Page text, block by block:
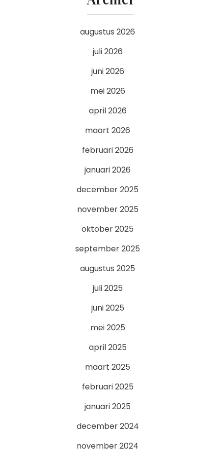
augustus 2026
juli 2026
juni 2026
mei 2026
april 2026
maart 2026
februari 2026
januari 2026
december 2025
november 2025
oktober 2025
september 2025
augustus 2025
juli 2025
juni 2025
mei 2025
april 2025
maart 2025
februari 2025
januari 2025
december 2024
november 2024